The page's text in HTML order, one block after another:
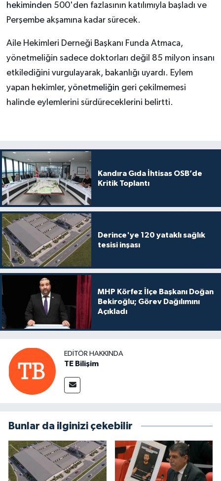
hekiminden 500'den fazlasının katılımıyla başladı ve
Perşembe akşamına kadar sürecek.
Aile Hekimleri Derneği Başkanı Funda Atmaca,
yönetmeliğin sadece doktorları değil 85 milyon insanı
etkilediğini vurgulayarak, bakanlığı uyardı. Eylem
yapan hekimler, yönetmeliğin geri çekilmemesi
halinde eylemlerini sürdüreceklerini belirtti.
Kandıra Gıda İhtisas OSB’de
Kritik Toplantı
Derince'ye 120 yataklı sağlık
tesisi inşası
MHP Körfez İlçe Başkanı Doğan
Bekiroğlu; Görev Dağılımını
Açıkladı
EDITÖR HAKKINDA
TE Bilişim
Bunlar da ilginizi çekebilir